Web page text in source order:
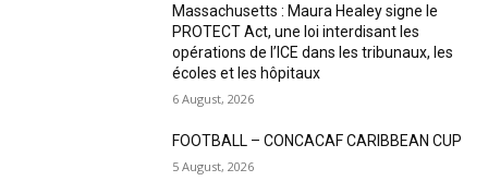
Massachusetts : Maura Healey signe le
PROTECT Act, une loi interdisant les
opérations de l’ICE dans les tribunaux, les
écoles et les hôpitaux
6 August, 2026
FOOTBALL – CONCACAF CARIBBEAN CUP
5 August, 2026